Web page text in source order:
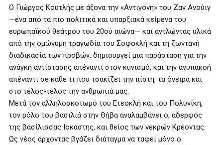
Ο Γιώργος Κουτλής με άξονα την «Αντιγόνη» του Ζαν Ανούιγ
—ένα από τα πιο πολιτικά και υπαρξιακά κείμενα του
ευρωπαϊκού θεάτρου του 20ού αιώνα— και αντλώντας υλικά
από την ομώνυμη τραγωδία του Σοφοκλή και τη ζωντανή
διαδικασία των προβών, δημιουργεί μια παράσταση για την
ανάγκη αντίστασης απέναντι στον κυνισμό, και την ανυπακοή
απέναντι σε κάθε τι που τσακίζει την πίστη, τα όνειρα και
στο τέλος-τέλος την ανθρωπιά μας.
Μετά τον αλληλοσκοτωμό του Ετεοκλή και του Πολυνίκη,
τον ρόλο του βασιλιά στην Θήβα αναλαμβάνει ο, αδερφός
της βασίλισσας Ιοκάστης, και θείος των νεκρών Κρέοντας.
Ως νέος άρχοντας βγάζει διάταγμα να ταφεί μόνο ο